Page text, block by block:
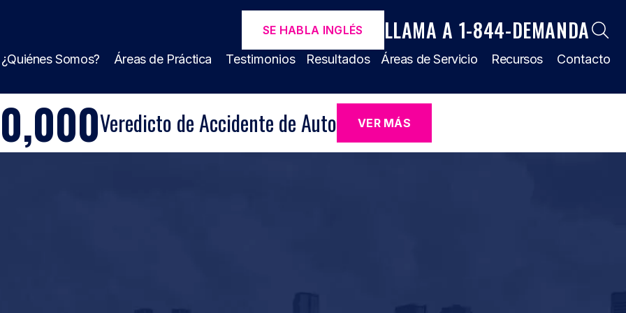
SE HABLA INGLÉS LLAMA A 1-844-DEMANDA
¿Quiénes Somos? Áreas de Práctica Testimonios Resultados Áreas de Servicio Recursos Contacto
Veredicto de Accidente de Auto VER MÁS